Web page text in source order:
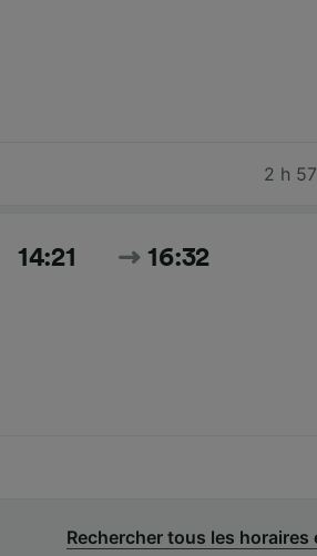
2 h
14:21 16:32
Rechercher tous les horaires